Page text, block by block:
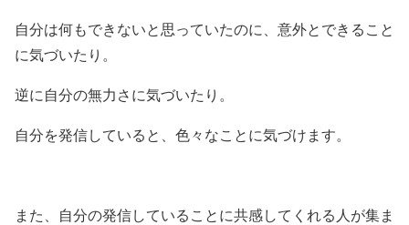
自分は何もできないと思っていたのに、意外とできること
に気づいたり。
逆に自分の無力さに気づいたり。
自分を発信していると、色々なことに気づけます。
また、自分の発信していることに共感してくれる人が集ま